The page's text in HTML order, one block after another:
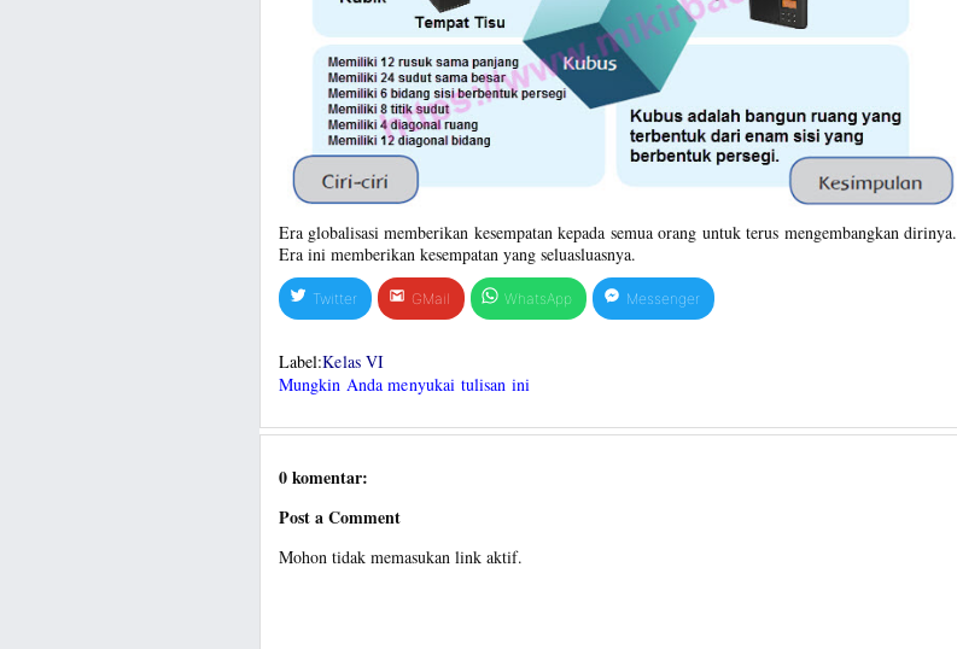
Era globalisasi memberikan kesempatan kepada semua orang untuk terus mengembangkan dirinya.
Era ini memberikan kesempatan yang seluasluasnya.
Twitter GMail WhatsApp Messenger
Label:Kelas VI
Mungkin Anda menyukai tulisan ini
0 komentar:
Post a Comment
Mohon tidak memasukan link aktif.